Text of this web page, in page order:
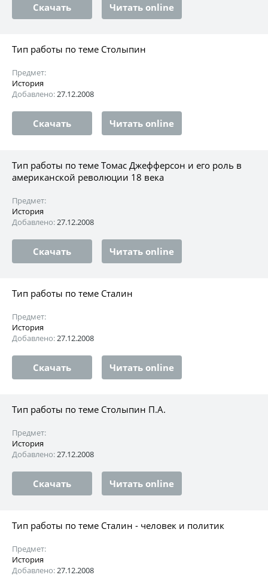
Скачать Читать online
Тип работы по теме Столыпин
Предмет:
История
Добавлено:27.12.2008
Скачать Читать online
Тип работы по теме Томас Джефферсон и его роль в
американской революции 18 века
Предмет:
История
Добавлено:27.12.2008
Скачать Читать online
Тип работы по теме Сталин
Предмет:
История
Добавлено:27.12.2008
Скачать Читать online
Тип работы по теме Столыпин П.А.
Предмет:
История
Добавлено:27.12.2008
Скачать Читать online
Тип работы по теме Сталин - человек и политик
Предмет:
История
Добавлено:27.12.2008